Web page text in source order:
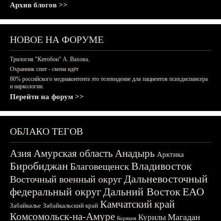
Архив блогов >>
НОВОЕ НА ФОРУМЕ
Трилогия "Китобои" А. Вахова.
Охранник спит - смена идёт
80% российского медиаконтента это телевидение для пациентов психдиспансера
и наркологии.
Перейти на форум >>
ОБЛАКО ТЕГОВ
АзияАмурская область Анадырь Арктика
БиробиджанБлаговещенскВладивосток
Восточный военный округДальневосточный
федеральный округДальний ВостокЕАО
Забайкалье Забайкальский край Камчатский край
Комсомольск-на-Амуре Корякия Курилы Магадан